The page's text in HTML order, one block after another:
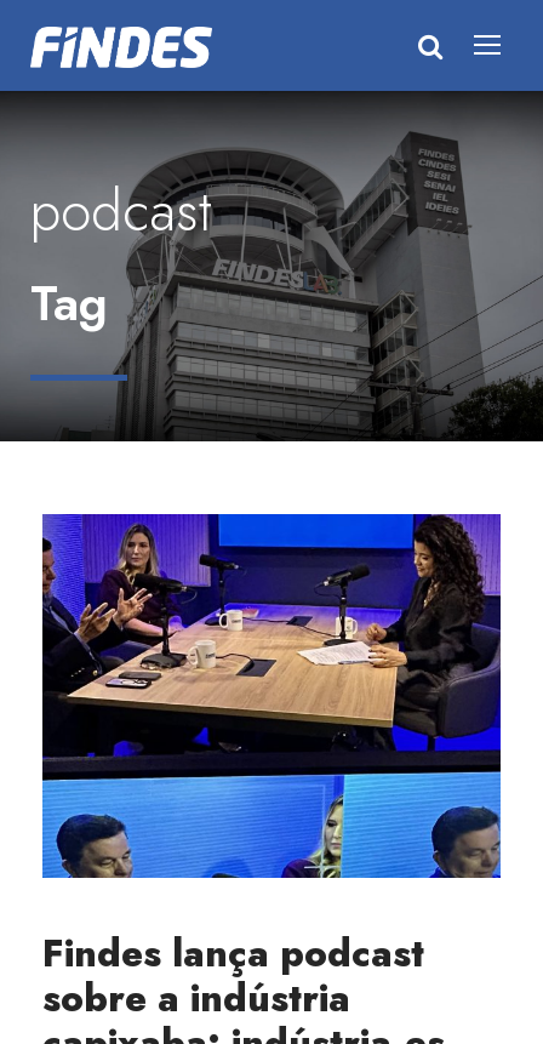
podcast
Tag
Findes lança podcast
sobre a indústria